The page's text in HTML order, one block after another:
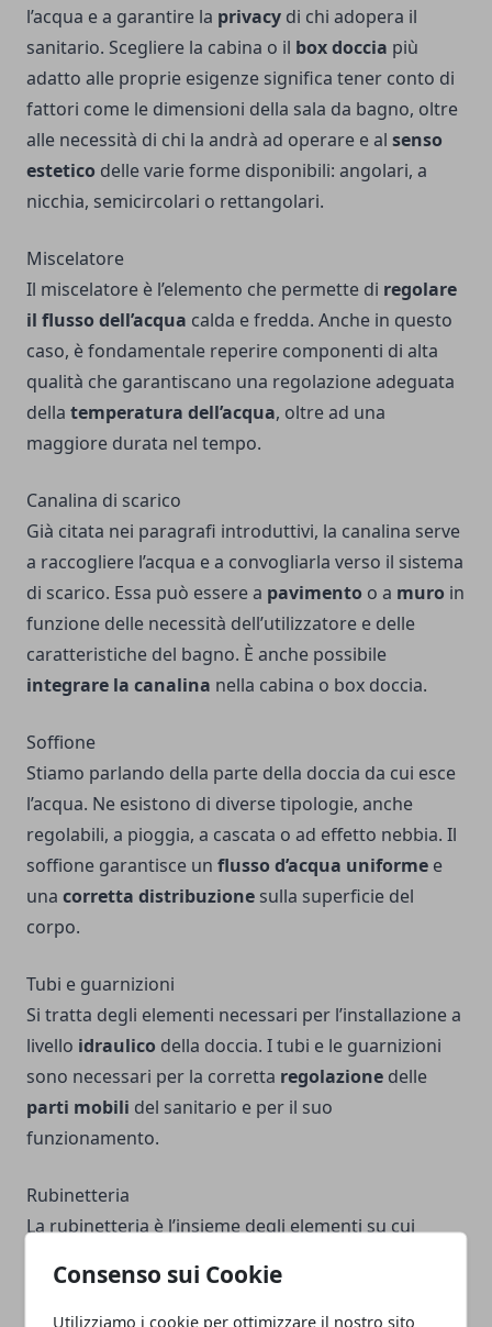
Consenso sui Cookie
Utilizziamo i cookie per ottimizzare il nostro sito
l’acqua e a garantire la privacy di chi adopera il
sanitario. Scegliere la cabina o il box doccia più
adatto alle proprie esigenze significa tener conto di
fattori come le dimensioni della sala da bagno, oltre
alle necessità di chi la andrà ad operare e al senso
estetico delle varie forme disponibili: angolari, a
nicchia, semicircolari o rettangolari.
Miscelatore
Il miscelatore è l’elemento che permette di regolare
il flusso dell’acqua calda e fredda. Anche in questo
caso, è fondamentale reperire componenti di alta
qualità che garantiscano una regolazione adeguata
della temperatura dell’acqua, oltre ad una
maggiore durata nel tempo.
Canalina di scarico
Già citata nei paragrafi introduttivi, la canalina serve
a raccogliere l’acqua e a convogliarla verso il sistema
di scarico. Essa può essere a pavimento o a muro in
funzione delle necessità dell’utilizzatore e delle
caratteristiche del bagno. È anche possibile
integrare la canalina nella cabina o box doccia.
Soffione
Stiamo parlando della parte della doccia da cui esce
l’acqua. Ne esistono di diverse tipologie, anche
regolabili, a pioggia, a cascata o ad effetto nebbia. Il
soffione garantisce un flusso d’acqua uniforme e
una corretta distribuzione sulla superficie del
corpo.
Tubi e guarnizioni
Si tratta degli elementi necessari per l’installazione a
livello idraulico della doccia. I tubi e le guarnizioni
sono necessari per la corretta regolazione delle
parti mobili del sanitario e per il suo
funzionamento.
Rubinetteria
La rubinetteria è l’insieme degli elementi su cui
l’intensità e la temperatura dell’acqua. Si tratta,
ovviamente, di un elemento fondamentale per il